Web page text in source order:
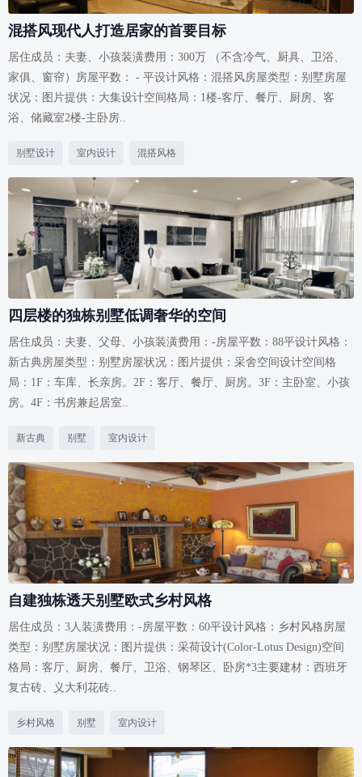
混搭风现代人打造居家的首要目标
居住成员：夫妻、小孩装潢费用：300万 （不含冷气、厨具、卫浴、
家俱、窗帘）房屋平数： - 平设计风格：混搭风房屋类型：别墅房屋
状况：图片提供：大集设计空间格局：1楼-客厅、餐厅、厨房、客
浴、储藏室2楼-主卧房..
别墅设计 室内设计 混搭风格
四层楼的独栋别墅低调奢华的空间
居住成员：夫妻、父母、小孩装潢费用：-房屋平数：88平设计风格：
新古典房屋类型：别墅房屋状况：图片提供：采舍空间设计空间格
局：1F：车库、长亲房。2F：客厅、餐厅、厨房。3F：主卧室、小孩
房。4F：书房兼起居室..
新古典 别墅 室内设计
自建独栋透天别墅欧式乡村风格
居住成员：3人装潢费用：-房屋平数：60平设计风格：乡村风格房屋
类型：别墅房屋状况：图片提供：采荷设计(Color-Lotus Design)空间
格局：客厅、厨房、餐厅、卫浴、钢琴区、卧房*3主要建材：西班牙
复古砖、义大利花砖..
乡村风格 别墅 室内设计